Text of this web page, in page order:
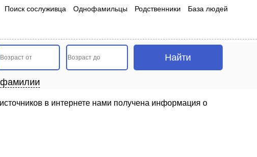
Поиск сослуживца Однофамильцы Родственники База людей
фамилии
в интернете нами получена информация о